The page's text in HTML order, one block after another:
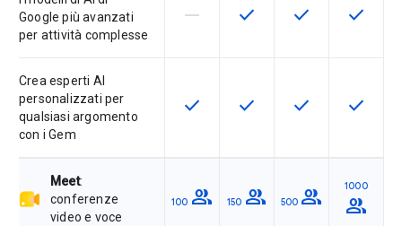
Google più avanzati
per attività complesse
La funzionalità non è supportata
horizontal_rule Questa funzionalità è
check Questa
check Questa
check
Crea esperti AI
personalizzati per
qualsiasi argomento
con i Gem
Questa funzionalità è disponibile
check Questa funzionalità è
check Questa
check Questa
check
Meet:
conferenze
video e voce
100 group 150 group 500 group 1000
group